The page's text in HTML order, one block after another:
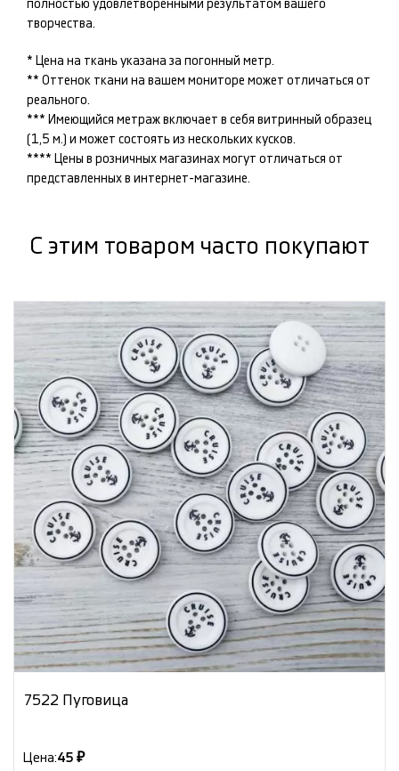
полностью удовлетворенными результатом вашего
творчества.
* Цена на ткань указана за погонный метр.
** Оттенок ткани на вашем мониторе может отличаться от
реального.
*** Имеющийся метраж включает в себя витринный образец
(1,5 м.) и может состоять из нескольких кусков.
**** Цены в розничных магазинах могут отличаться от
представленных в интернет-магазине.
С этим товаром часто покупают
7522 Пуговица
Цена:45 ₽